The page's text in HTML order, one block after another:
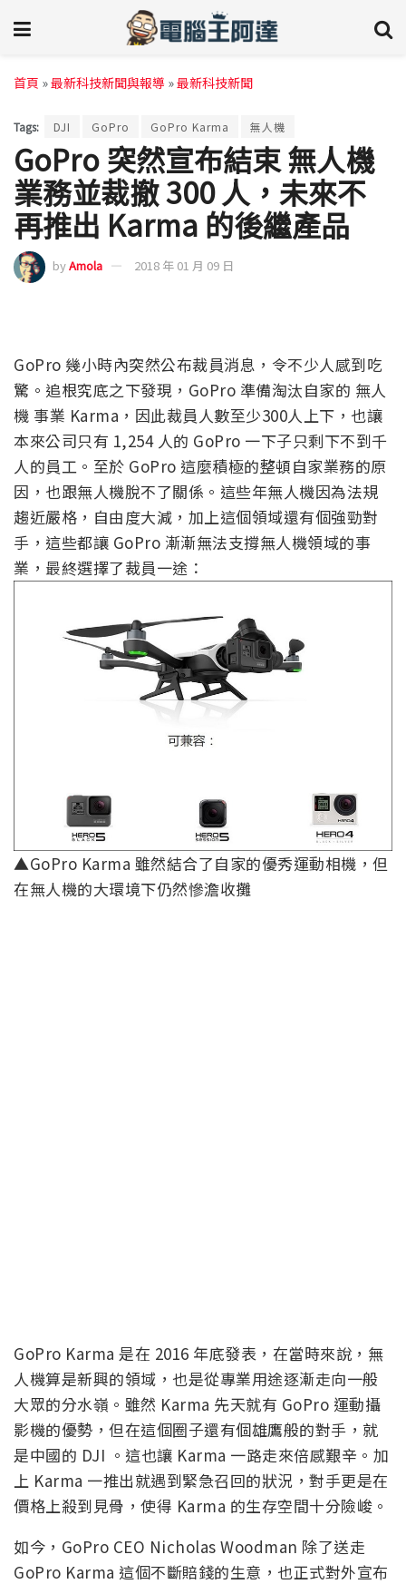
首頁 »最新科技新聞與報導 »最新科技新聞
Tags: DJI GoPro GoPro Karma 無人機
GoPro 突然宣布結束 無人機
業務並裁撤 300 人，未來不
再推出 Karma 的後繼產品
byAmola 2018 年 01 月 09 日
GoPro 幾小時內突然公布裁員消息，令不少人感到吃
驚。追根究底之下發現，GoPro 準備淘汰自家的 無人
機 事業 Karma，因此裁員人數至少300人上下，也讓
本來公司只有 1,254 人的 GoPro 一下子只剩下不到千
人的員工。至於 GoPro 這麼積極的整頓自家業務的原
因，也跟無人機脫不了關係。這些年無人機因為法規
趨近嚴格，自由度大減，加上這個領域還有個強勁對
手，這些都讓 GoPro 漸漸無法支撐無人機領域的事
業，最終選擇了裁員一途：
▲GoPro Karma 雖然結合了自家的優秀運動相機，但
在無人機的大環境下仍然慘澹收攤
GoPro Karma 是在 2016 年底發表，在當時來說，無
人機算是新興的領域，也是從專業用途逐漸走向一般
大眾的分水嶺。雖然 Karma 先天就有 GoPro 運動攝
影機的優勢，但在這個圈子還有個雄鷹般的對手，就
是中國的 DJI 。這也讓 Karma 一路走來倍感艱辛。加
上 Karma 一推出就遇到緊急召回的狀況，對手更是在
價格上殺到見骨，使得 Karma 的生存空間十分險峻。
如今，GoPro CEO Nicholas Woodman 除了送走
GoPro Karma 這個不斷賠錢的生意，也正式對外宣布